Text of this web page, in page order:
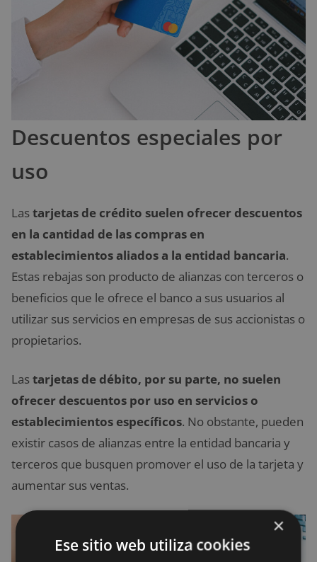
Descuentos especiales por
uso
Lastarjetas de crédito suelen ofrecer descuentos
en la cantidad de las compras en
establecimientos aliados a la entidad bancaria.
Estas rebajas son producto de alianzas con terceros o
beneficios que le ofrece el banco a sus usuarios al
utilizar sus servicios en empresas de sus accionistas o
propietarios.
Lastarjetas de débito, por su parte, no suelen
ofrecer descuentos por uso en servicios o
establecimientos específicos. No obstante, pueden
existir casos de alianzas entre la entidad bancaria y
terceros que busquen promover el uso de la tarjeta y
aumentar sus ventas.
×
Ese sitio web utiliza cookies